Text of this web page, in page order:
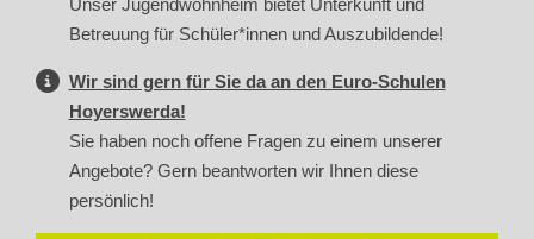
Unser Jugendwohnheim bietet Unterkunft und
Betreuung für Schüler*innen und Auszubildende!
Wir sind gern für Sie da an den Euro-Schulen
Hoyerswerda!
Sie haben noch offene Fragen zu einem unserer
Angebote? Gern beantworten wir Ihnen diese
persönlich!